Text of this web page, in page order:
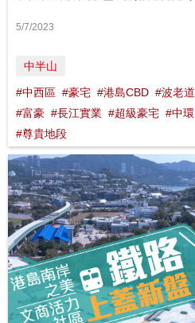
5/7/2023
中半山
#中西區 #豪宅 #港島CBD #波老道
#富豪 #長江實業 #超級豪宅 #中環
#尊貴地段